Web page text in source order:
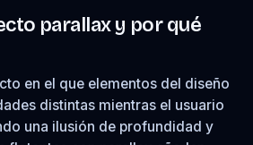
parallax y por qué
en el que elementos del diseño
distintas mientras el usuario
una ilusión de profundidad y